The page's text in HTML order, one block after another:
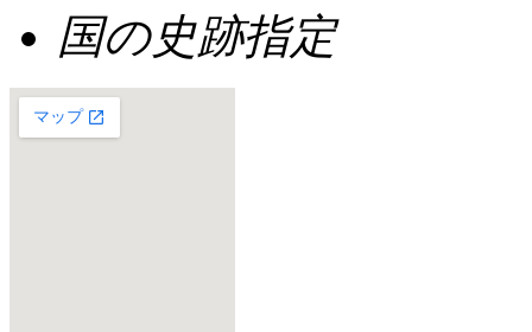
国の史跡指定